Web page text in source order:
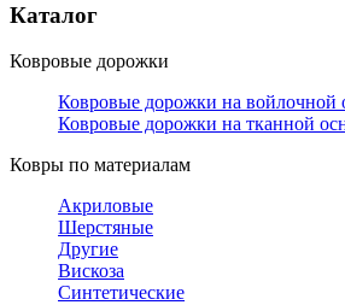
Каталог
Ковровые дорожки
Ковровые дорожки на войлочной
Ковровые дорожки на тканной
Ковры по материалам
Акриловые
Шерстяные
Другие
Вискоза
Синтетические